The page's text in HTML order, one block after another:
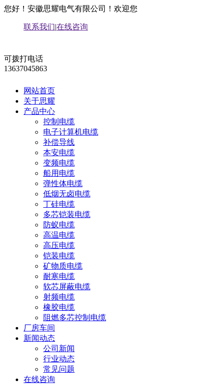
您好！安徽思耀电气有限公司！欢迎您
联系我们|在线咨询
可拨打电话
13637045863
网站首页
关于思耀
产品中心
控制电缆
电子计算机电缆
补偿导线
本安电缆
变频电缆
船用电缆
弹性体电缆
低烟无卤电缆
丁硅电缆
多芯铠装电缆
防蚁电缆
高温电缆
高压电缆
铠装电缆
矿物质电缆
耐寒电缆
软芯屏蔽电缆
射频电缆
橡胶电缆
阻燃多芯控制电缆
厂房车间
新闻动态
公司新闻
行业动态
常见问题
在线咨询